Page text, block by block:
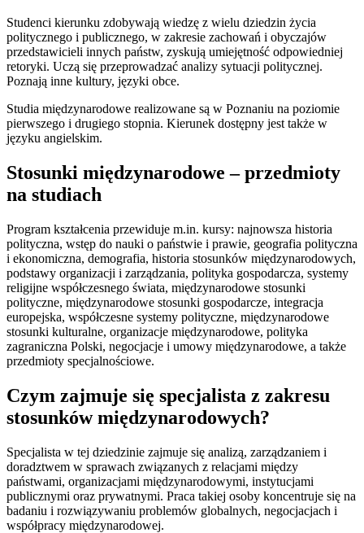
Studenci kierunku zdobywają wiedzę z wielu dziedzin życia
politycznego i publicznego, w zakresie zachowań i obyczajów
przedstawicieli innych państw, zyskują umiejętność odpowiedniej
retoryki. Uczą się przeprowadzać analizy sytuacji politycznej.
Poznają inne kultury, języki obce.
Studia międzynarodowe realizowane są w Poznaniu na poziomie
pierwszego i drugiego stopnia. Kierunek dostępny jest także w
języku angielskim.
Stosunki międzynarodowe – przedmioty
na studiach
Program kształcenia przewiduje m.in. kursy: najnowsza historia
polityczna, wstęp do nauki o państwie i prawie, geografia polityczna
i ekonomiczna, demografia, historia stosunków międzynarodowych,
podstawy organizacji i zarządzania, polityka gospodarcza, systemy
religijne współczesnego świata, międzynarodowe stosunki
polityczne, międzynarodowe stosunki gospodarcze, integracja
europejska, współczesne systemy polityczne, międzynarodowe
stosunki kulturalne, organizacje międzynarodowe, polityka
zagraniczna Polski, negocjacje i umowy międzynarodowe, a także
przedmioty specjalnościowe.
Czym zajmuje się specjalista z zakresu
stosunków międzynarodowych?
Specjalista w tej dziedzinie zajmuje się analizą, zarządzaniem i
doradztwem w sprawach związanych z relacjami między
państwami, organizacjami międzynarodowymi, instytucjami
publicznymi oraz prywatnymi. Praca takiej osoby koncentruje się na
badaniu i rozwiązywaniu problemów globalnych, negocjacjach i
współpracy międzynarodowej.